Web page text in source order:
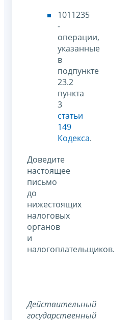
1011235
-
операции,
указанные
в
подпункте
23.2
пункта
3
статьи
149
Кодекса.
Доведите
настоящее
письмо
до
нижестоящих
налоговых
органов
и
налогоплательщиков.
Действительный
государственный